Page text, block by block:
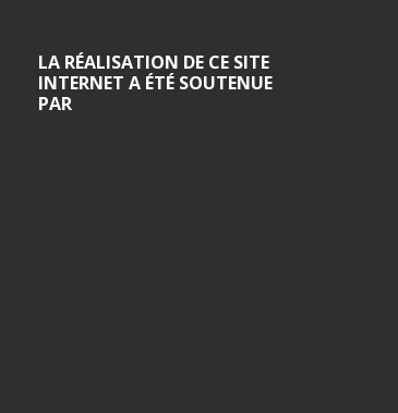
LA RÉALISATION DE CE SITE
INTERNET A ÉTÉ SOUTENUE
PAR